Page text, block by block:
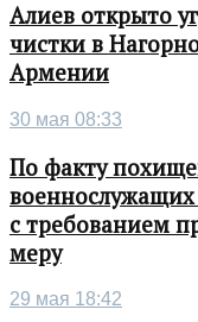
Алиев открыто
чистки в
Армении
30 мая 08:33
По факту
с требованием
меру
29 мая 18:42